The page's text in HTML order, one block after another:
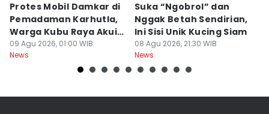
Protes Mobil Damkar di
Pemadaman Karhutla,
Warga Kubu Raya Akui
Khilaf
09 Agu 2026, 01:00 WIB
News
Suka “Ngobrol” dan
Nggak Betah Sendirian,
Ini Sisi Unik Kucing Siam
08 Agu 2026, 21:30 WIB
News